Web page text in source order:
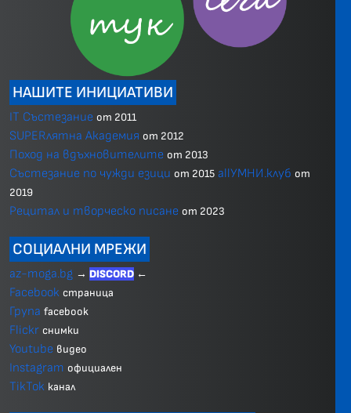
НАШИТЕ ИНИЦИАТИВИ
IT Състезание от 2011
SUPERлятна Академия от 2012
Поход на вдъхновителите от 2013
Състезание по чужди езици от 2015 allУМНИ.клуб от
2019
Рецитал и творческо писане от 2023
СОЦИАЛНИ МРЕЖИ
az-moga.bg → DISCORD ←
Facebook страница
Група facebook
Flickr снимки
Youtube видео
Instagram официален
TikTok канал